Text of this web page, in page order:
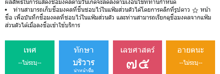
ท่านสามารถเก็บชื่อมงคลที่ชื่นชอบไว้ในแฟ้มส่วนตัวได้โดยการคลิกที่รูปดาว
หน้า
ชื่อ เพื่อบันทึกชื่อมงคลที่ชอบไว้ในแฟ้มส่วนตัว และท่านสามารถเรียกดูชื่อมงคลจากแฟ้ม
ส่วนตัวได้เมื่อลงชื่อเข้าใช้บริการ
เพศ
--ไม่ระบุ--
ทักษา
บริวาร
นำหน้าชื่อ
เลขศาสตร์
๗๕
อายตนะ
--ไม่ระบุ--